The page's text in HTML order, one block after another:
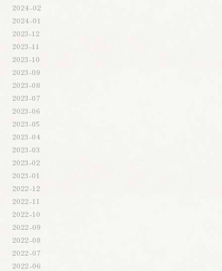
2024-02
2024-01
2023-12
2023-11
2023-10
2023-09
2023-08
2023-07
2023-06
2023-05
2023-04
2023-03
2023-02
2023-01
2022-12
2022-11
2022-10
2022-09
2022-08
2022-07
2022-06